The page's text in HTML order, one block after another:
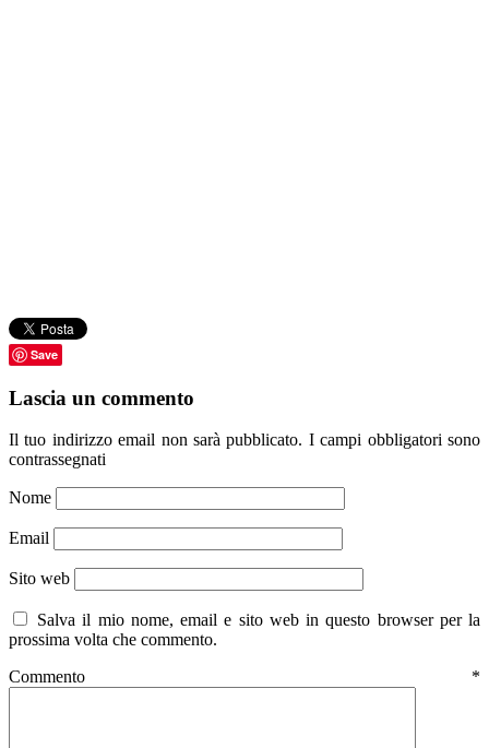
Save
Lascia un commento
Il tuo indirizzo email non sarà pubblicato. I campi obbligatori sono
contrassegnati
Nome
Email
Sito web
Salva il mio nome, email e sito web in questo browser per la
prossima volta che commento.
Commento *